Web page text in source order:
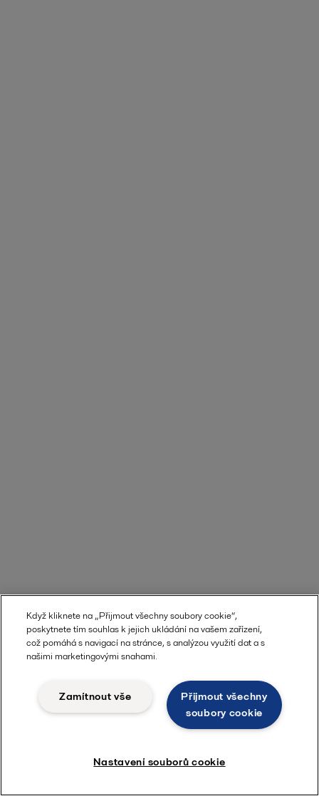
Když kliknete na „Přijmout všechny soubory cookie“,
poskytnete tím souhlas k jejich ukládání na vašem zařízení,
což pomáhá s navigací na stránce, s analýzou využití dat a s
našimi marketingovými snahami.
Přijmout všechny
soubory cookie
Zamítnout vše
Nastavení souborů cookie